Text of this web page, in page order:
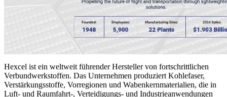
Hexcel ist ein weltweit führender Hersteller von fortschrittlichen
Verbundwerkstoffen. Das Unternehmen produziert Kohlefaser,
Verstärkungsstoffe, Vorregionen und Wabenkernmaterialien, die in
Luft- und Raumfahrt-, Verteidigungs- und Industrieanwendungen